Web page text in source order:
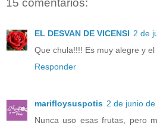
15 comentarios:
EL DESVAN DE VICENSI 2 de
Que chula!!!! Es muy alegre y
Responder
marifloysuspotis 2 de junio
Nunca uso esas frutas, pero